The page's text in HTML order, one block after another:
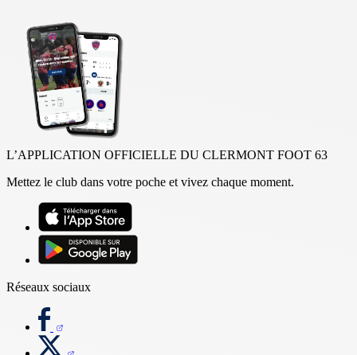
L’APPLICATION OFFICIELLE DU CLERMONT FOOT 63
Mettez le club dans votre poche et vivez chaque moment.
Réseaux sociaux